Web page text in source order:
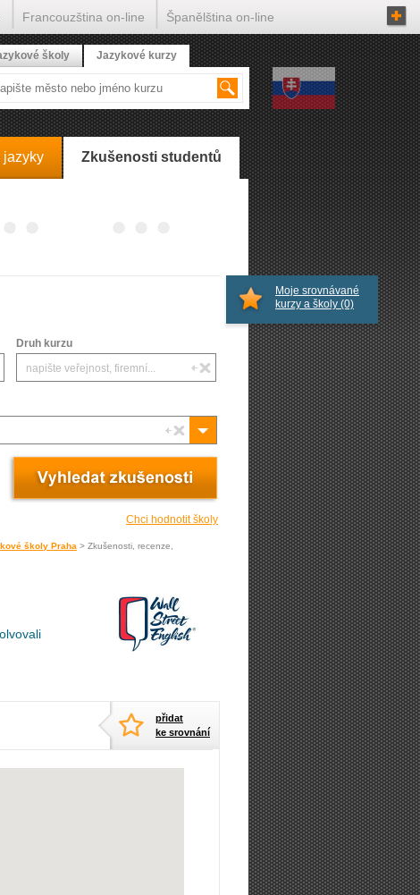
jazyky Zkušenosti studentů
Druh kurzu
Chci hodnotit školy
školy Praha > Zkušenosti, recenze,
přidat
ke srovnání
Moje srovnávané
kurzy a školy (0)
školy Jazykové kurzy
Francouzština on-line Španělština on-line